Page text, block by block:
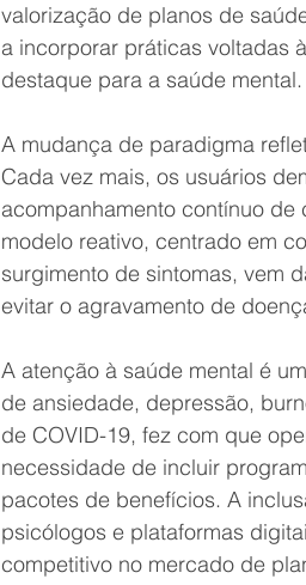
valorização de planos de
a incorporar práticas voltadas
destaque para a saúde mental.
A mudança de paradigma
Cada vez mais, os usuários
acompanhamento contínuo
modelo reativo, centrado em
surgimento de sintomas, vem
evitar o agravamento de
A atenção à saúde mental é
de ansiedade, depressão,
de COVID-19, fez com que
necessidade de incluir
pacotes de benefícios. A
psicólogos e plataformas
competitivo no mercado de